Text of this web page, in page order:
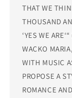
THAT WE
THOUSAND
‘YES WE
WACKO
WITH MUSIC
PROPOSE A
ROMANCE